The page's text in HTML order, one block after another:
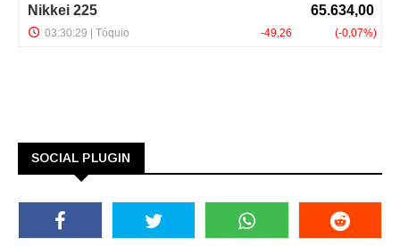
SOCIAL PLUGIN